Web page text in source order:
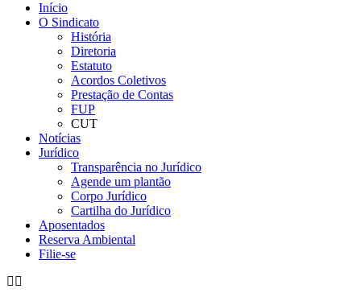
Início
O Sindicato
História
Diretoria
Estatuto
Acordos Coletivos
Prestação de Contas
FUP
CUT
Notícias
Jurídico
Transparência no Jurídico
Agende um plantão
Corpo Jurídico
Cartilha do Jurídico
Aposentados
Reserva Ambiental
Filie-se